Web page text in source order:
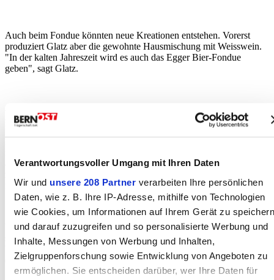
Verantwortungsvoller Umgang mit Ihren Daten
Wir und unsere 208 Partner verarbeiten Ihre persönlichen
Daten, wie z. B. Ihre IP-Adresse, mithilfe von Technologien
wie Cookies, um Informationen auf Ihrem Gerät zu speichern
und darauf zuzugreifen und so personalisierte Werbung und
Inhalte, Messungen von Werbung und Inhalten,
Zielgruppenforschung sowie Entwicklung von Angeboten zu
ermöglichen. Sie entscheiden darüber, wer Ihre Daten für
Auch beim Fondue könnten neue Kreationen entstehen. Vorerst
produziert Glatz aber die gewohnte Hausmischung mit Weisswein.
"In der kalten Jahreszeit wird es auch das Egger Bier-Fondue
geben", sagt Glatz.
Fondue-Bar und Glace-Velo?
anbieten", sagt er. Zudem träumt er von einem Glace-Velo, das man
fehle aber noch das nötige Geld.
Um die anfänglichen Investitionen aufzufangen, haben Glatz und
sein Team "Eis-Scheine" lanciert. "Die kann man für 100 Franken
bei mir kaufen und damit später zu vergünstigten Konditionen
entsprechend Glace und Fondue beziehen", sagt Glatz.